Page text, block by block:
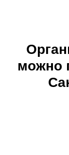
можно